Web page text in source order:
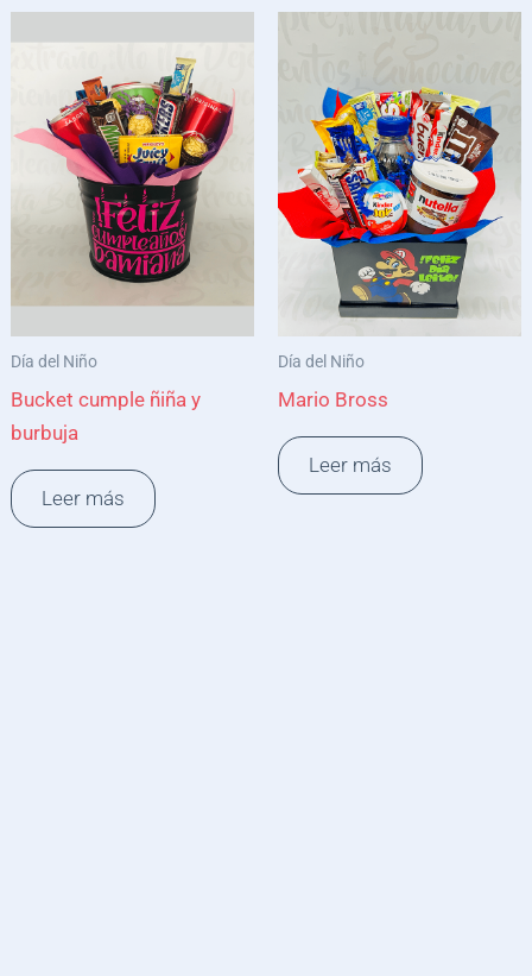
Día del Niño
Bucket cumple ñiña y
burbuja
Leer más
Día del Niño
Mario Bross
Leer más